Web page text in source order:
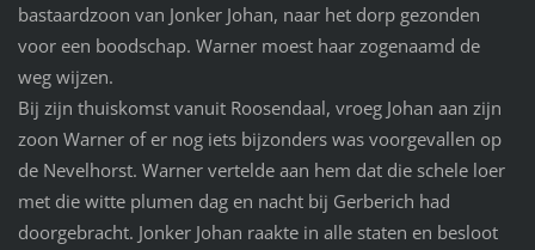
bastaardzoon van Jonker Johan, naar het dorp gezonden
voor een boodschap. Warner moest haar zogenaamd de
weg wijzen.
Bij zijn thuiskomst vanuit Roosendaal, vroeg Johan aan zijn
zoon Warner of er nog iets bijzonders was voorgevallen op
de Nevelhorst. Warner vertelde aan hem dat die schele loer
met die witte plumen dag en nacht bij Gerberich had
doorgebracht. Jonker Johan raakte in alle staten en besloot